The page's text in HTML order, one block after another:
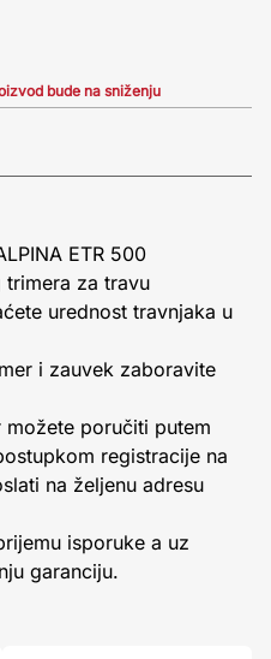
bude na sniženju
ETR 500
za travu
urednost travnjaka u
i zauvek zaboravite
možete poručiti putem
registracije na
na željenu adresu
isporuke a uz
garanciju.